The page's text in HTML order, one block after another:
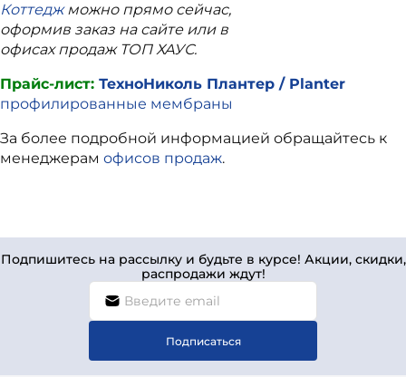
Коттеджможно прямо сейчас,
оформив заказ на сайте или в
офисах продаж ТОП ХАУС.
Прайс-лист: ТехноНиколь Плантер / Planter
профилированные мембраны
За более подробной информацией обращайтесь к
менеджерам офисов продаж.
Подпишитесь на рассылку и будьте в курсе! Акции, скидки,
распродажи ждут!
Подписаться